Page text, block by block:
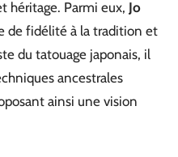
héritage. Parmi eux, Jo
de fidélité à la tradition et
du tatouage japonais, il
ancestrales
ainsi une vision